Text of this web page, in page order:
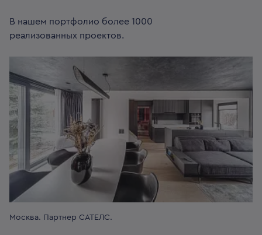
В нашем портфолио более 1000
реализованных проектов.
Москва. Партнер САТЕЛС.